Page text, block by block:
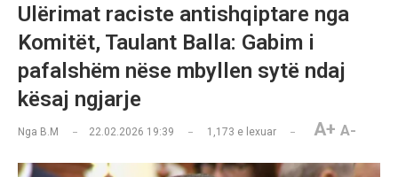
Ulërimat raciste antishqiptare nga
Komitët, Taulant Balla: Gabim i
pafalshëm nëse mbyllen sytë ndaj
kësaj ngjarje
Nga B.M 22.02.2026 19:39 1,173 e lexuar A+ A-